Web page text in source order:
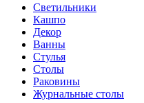
Светильники
Кашпо
Декор
Ванны
Стулья
Столы
Раковины
Журнальные столы